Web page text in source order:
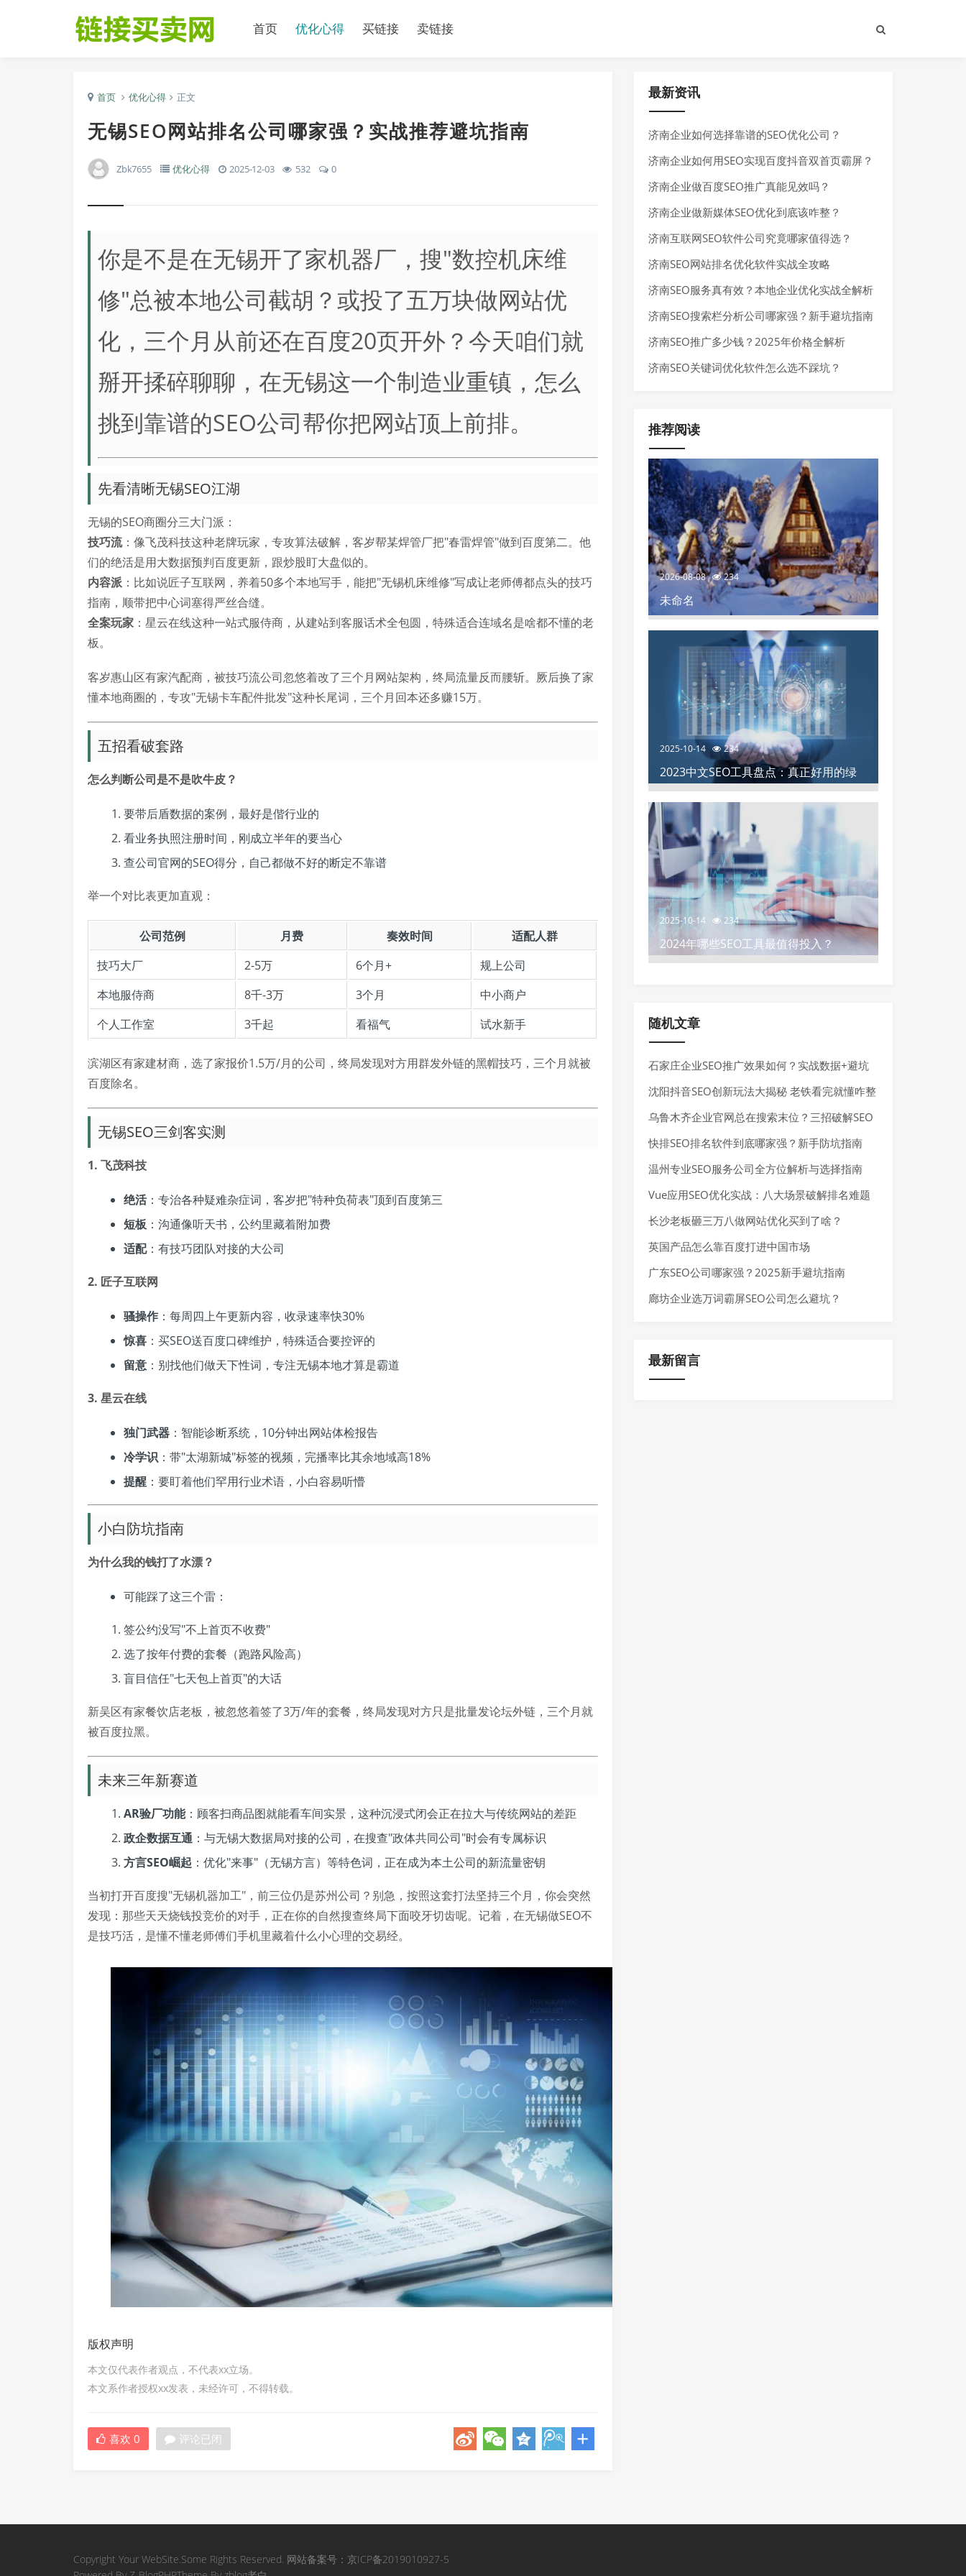
首页 优化心得 买链接 卖链接
首页 优化心得 正文
无锡SEO网站排名公司哪家强？实战推荐避坑指南
Zbk7655 优化心得 2025-12-03 532 0
你是不是在无锡开了家机器厂，搜"数控机床维
修"总被本地公司截胡？或投了五万块做网站优
化，三个月从前还在百度20页开外？今天咱们就
掰开揉碎聊聊，在无锡这一个制造业重镇，怎么
挑到靠谱的SEO公司帮你把网站顶上前排。
先看清晰无锡SEO江湖
无锡的SEO商圈分三大门派：
技巧流：像飞茂科技这种老牌玩家，专攻算法破解，客岁帮某焊管厂把"春雷焊管"做到百度第二。他
们的绝活是用大数据预判百度更新，跟炒股盯大盘似的。
内容派 ：比如说匠子互联网，养着50多个本地写手，能把"无锡机床维修"写成让老师傅都点头的技巧
指南，顺带把中心词塞得严丝合缝。
全案玩家 ：星云在线这种一站式服侍商，从建站到客服话术全包圆，特殊适合连域名是啥都不懂的老
板。
客岁惠山区有家汽配商，被技巧流公司忽悠着改了三个月网站架构，终局流量反而腰斩。厥后换了家
懂本地商圈的，专攻"无锡卡车配件批发"这种长尾词，三个月回本还多赚15万。
五招看破套路
怎么判断公司是不是吹牛皮？
要带后盾数据的案例，最好是偕行业的
看业务执照注册时间，刚成立半年的要当心
查公司官网的SEO得分，自己都做不好的断定不靠谱
举一个对比表更加直观：
公司范例 月费 奏效时间
适配人群
技巧大厂
2-5万 6个月+
规上公司
本地服侍商
8千-3万 3个月
中小商户
个人工作室
3千起 看福气 试水新手
滨湖区有家建材商，选了家报价1.5万/月的公司，终局发现对方用群发外链的黑帽技巧，三个月就被
百度除名。
无锡SEO三剑客实测
1. 飞茂科技
绝活：专治各种疑难杂症词，客岁把"特种负荷表"顶到百度第三
短板 ：沟通像听天书，公约里藏着附加费
适配：有技巧团队对接的大公司
2. 匠子互联网
骚操作 ：每周四上午更新内容，收录速率快30%
惊喜 ：买SEO送百度口碑维护，特殊适合要控评的
留意 ：别找他们做天下性词，专注无锡本地才算是霸道
3. 星云在线
独门武器 ：智能诊断系统，10分钟出网站体检报告
冷学识 ：带"太湖新城"标签的视频，完播率比其余地域高18%
提醒 ：要盯着他们罕用行业术语，小白容易听懵
小白防坑指南
为什么我的钱打了水漂？
可能踩了这三个雷：
签公约没写"不上首页不收费"
选了按年付费的套餐（跑路风险高）
盲目信任"七天包上首页"的大话
新吴区有家餐饮店老板，被忽悠着签了3万/年的套餐，终局发现对方只是批量发论坛外链，三个月就
被百度拉黑。
未来三年新赛道
AR验厂功能：顾客扫商品图就能看车间实景，这种沉浸式闭会正在拉大与传统网站的差距
政企数据互通 ：与无锡大数据局对接的公司，在搜查"政体共同公司"时会有专属标识
方言SEO崛起 ：优化"来事"（无锡方言）等特色词，正在成为本土公司的新流量密钥
当初打开百度搜"无锡机器加工"，前三位仍是苏州公司？别急，按照这套打法坚持三个月，你会突然
发现：那些天天烧钱投竞价的对手，正在你的自然搜查终局下面咬牙切齿呢。记着，在无锡做SEO不
是技巧活，是懂不懂老师傅们手机里藏着什么小心理的交易经。
版权声明
本文仅代表作者观点，不代表xx立场。
本文系作者授权xx发表，未经许可，不得转载。
喜欢 0 评论已闭
最新资讯
济南企业如何选择靠谱的SEO优化公司？
济南企业如何用SEO实现百度抖音双首页霸屏？
济南企业做百度SEO推广真能见效吗？
济南企业做新媒体SEO优化到底该咋整？
济南互联网SEO软件公司究竟哪家值得选？
济南SEO网站排名优化软件实战全攻略
济南SEO服务真有效？本地企业优化实战全解析
济南SEO搜索栏分析公司哪家强？新手避坑指南
来了
济南SEO推广多少钱？2025年价格全解析
济南SEO关键词优化软件怎么选不踩坑？
推荐阅读
2026-08-08 234
未命名
2025-10-14 234
2023中文SEO工具盘点：真正好用的绿
色软件推荐
2025-10-14 234
2024年哪些SEO工具最值得投入？
随机文章
石家庄企业SEO推广效果如何？实战数据+避坑
指南全解析
沈阳抖音SEO创新玩法大揭秘 老铁看完就懂咋整
乌鲁木齐企业官网总在搜索末位？三招破解SEO
困局
快排SEO排名软件到底哪家强？新手防坑指南
温州专业SEO服务公司全方位解析与选择指南
Vue应用SEO优化实战：八大场景破解排名难题
长沙老板砸三万八做网站优化买到了啥？
英国产品怎么靠百度打进中国市场
广东SEO公司哪家强？2025新手避坑指南
廊坊企业选万词霸屏SEO公司怎么避坑？
最新留言
Copyright Your WebSite.Some Rights Reserved. 网站备案号：京ICP备2019010927-5